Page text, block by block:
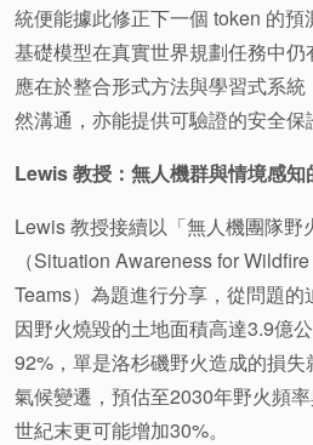
統便能據此修正下一個 token 的
基礎模型在真實世界規劃任務中
應在於整合形式方法與學習式系
然溝通，亦能提供可驗證的安全保
Lewis 教授：無人機群與情境感知
Lewis 教授接續以「無人機團隊野
（Situation Awareness for
Teams）為題進行分享，從問題
因野火燒毀的土地面積高達3.9億
92%，單是洛杉磯野火造成的損
氣候變遷，預估至2030年野火頻
世紀末更可能增加30%。